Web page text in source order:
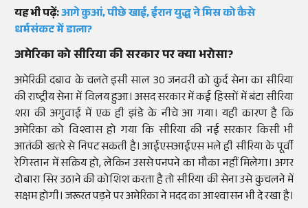
यह भी पढ़ें:आगे कुआं, पीछे खाई, ईरान युद्ध ने मिस्र को कैसे
धर्मसंकट में डाला?
अमेरिका को सीरिया की सरकार पर क्या भरोसा?
अमेरिकी दबाव के चलते इसी साल 30 जनवरी को कुर्द सेना का सीरिया
की राष्ट्रीय सेना में विलय हुआ। असद सरकार में कई हिस्सों में बंटा सीरिया
शरा की अगुवाई में एक ही झंडे के नीचे आ गया। यही कारण है कि
अमेरिका को विश्वास हो गया कि सीरिया की नई सरकार किसी भी
आतंकी खतरे से निपट सकती है। आईएसआईएस भले ही सीरिया के पूर्वी
रेगिस्तान में सक्रिय हो, लेकिन उससे पनपने का मौका नहीं मिलेगा। अगर
दोबारा सिर उठाने की कोशिश करता है तो सीरिया की सेना उसे कुचलने में
सक्षम होगी। जरूरत पड़ने पर अमेरिका ने मदद का आश्वासन भी दे रखा है।